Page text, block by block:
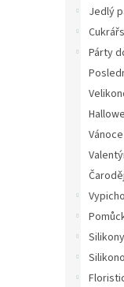
Jedlý
Párty
Vánoce